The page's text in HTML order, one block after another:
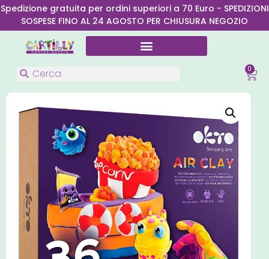
Spedizione gratuita per ordini superiori a 70 Euro - SPEDIZIONI
SOSPESE FINO AL 24 AGOSTO PER CHIUSURA NEGOZIO
0